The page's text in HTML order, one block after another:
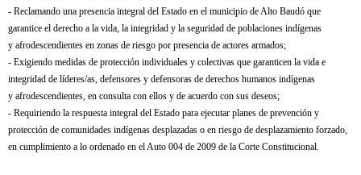
- Reclamando una presencia integral del Estado en el municipio de Alto Baudó que
garantice el derecho a la vida, la integridad y la seguridad de poblaciones indígenas
y afrodescendientes en zonas de riesgo por presencia de actores armados;
- Exigiendo medidas de protección individuales y colectivas que garanticen la vida e
integridad de líderes/as, defensores y defensoras de derechos humanos indígenas
y afrodescendientes, en consulta con ellos y de acuerdo con sus deseos;
- Requiriendo la respuesta integral del Estado para ejecutar planes de prevención y
protección de comunidades indígenas desplazadas o en riesgo de desplazamiento forzado,
en cumplimiento a lo ordenado en el Auto 004 de 2009 de la Corte Constitucional.